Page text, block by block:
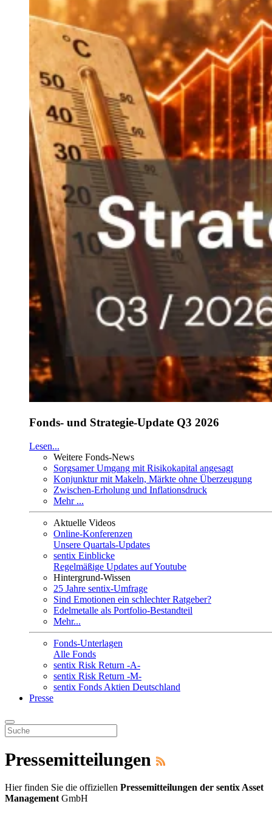
Fonds- und Strategie-Update Q3 2026
Lesen...
Weitere Fonds-News
Sorgsamer Umgang mit Risikokapital angesagt
Konjunktur mit Makeln, Märkte ohne Überzeugung
Zwischen-Erholung und Inflationsdruck
Mehr ...
Aktuelle Videos
Online-Konferenzen
Unsere Quartals-Updates
sentix Einblicke
Regelmäßige Updates auf Youtube
Hintergrund-Wissen
25 Jahre sentix-Umfrage
Sind Emotionen ein schlechter Ratgeber?
Edelmetalle als Portfolio-Bestandteil
Mehr...
Fonds-Unterlagen
Alle Fonds
sentix Risk Return -A-
sentix Risk Return -M-
sentix Fonds Aktien Deutschland
Presse
Pressemitteilungen
Hier finden Sie die offiziellen Pressemitteilungen der sentix Asset
Management GmbH